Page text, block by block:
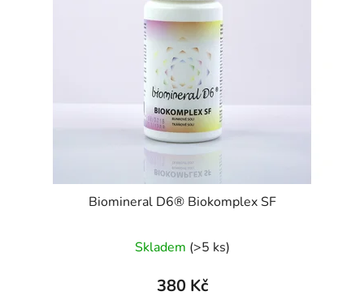
Biomineral D6® Biokomplex SF
Skladem (>5 ks)
380 Kč